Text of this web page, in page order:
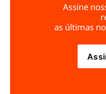
Assine
as últimas